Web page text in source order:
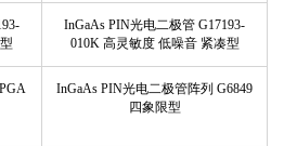
InGaAs PIN光电二极管 G17193-
010K 高灵敏度 低噪音 紧凑型
InGaAs PIN光电二极管阵列 G6849
四象限型